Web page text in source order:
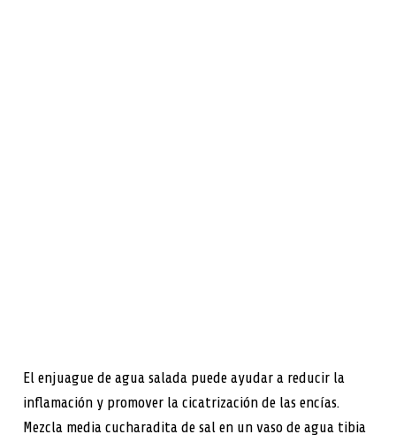
El enjuague de agua salada puede ayudar a reducir la
inflamación y promover la cicatrización de las encías.
Mezcla media cucharadita de sal en un vaso de agua tibia